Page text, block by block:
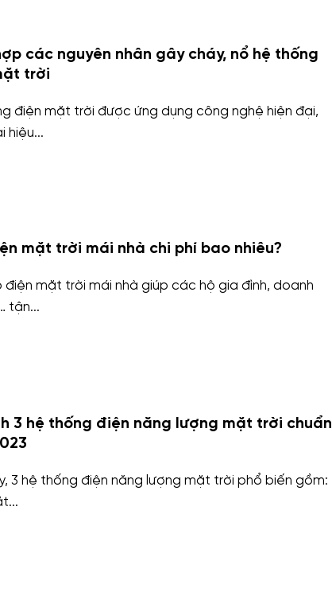
các nguyên nhân gây cháy, nổ hệ thống
trời
điện mặt trời được ứng dụng công nghệ hiện đại,
hiệu...
mặt trời mái nhà chi phí bao nhiêu?
điện mặt trời mái nhà giúp các hộ gia đình, doanh
tận...
3 hệ thống điện năng lượng mặt trời chuẩn
3 hệ thống điện năng lượng mặt trời phổ biến gồm: